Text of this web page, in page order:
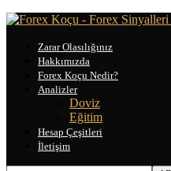
Zarar Olasılığınız
Hakkımızda
Forex Koçu Nedir?
Analizler
Doviz
Eğitim
Hesap Çeşitleri
İletişim